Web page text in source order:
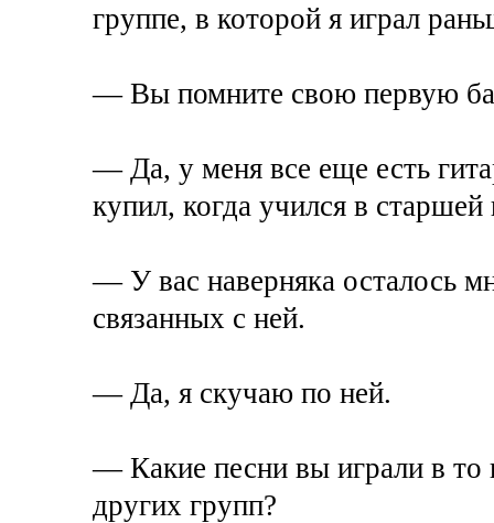
группе, в которой я играл
— Вы помните свою первую
— Да, у меня все еще есть
купил, когда учился в
— У вас наверняка осталось
связанных с ней.
— Да, я скучаю по ней.
— Какие песни вы играли в
других групп?